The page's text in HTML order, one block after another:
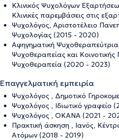
Κλινικός Ψυχολόγων
Κλινικές παρεμβάσεις στις
Ψυχολόγος, Αριστοτέλειο
Ψυχολογίας (2015 - 2020)
Αφηγηματική
Ψυχοθεραπείας και Κοινοτικής
Ψυχοθεραπεία (2020 - 2023)
Επαγγελματική εμπειρία
Ψυχολόγος , Δημοτικό
Ψυχολόγος , Ιδιωτικό γραφείο
Ψυχολόγος , ΟΚΑΝΑ (2021 -
Πρακτική άσκηση , Ιανός,
Ατόμων (2018 - 2019)